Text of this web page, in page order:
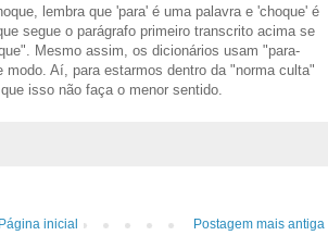
lembra que 'para' é uma palavra e 'choque' é
segue o parágrafo primeiro transcrito acima se
Mesmo assim, os dicionários usam "para-
Aí, para estarmos dentro da "norma culta"
isso não faça o menor sentido.
Postagem mais antiga
Página inicial